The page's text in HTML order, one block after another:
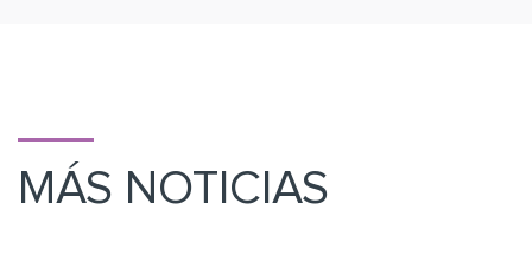
MÁS NOTICIAS